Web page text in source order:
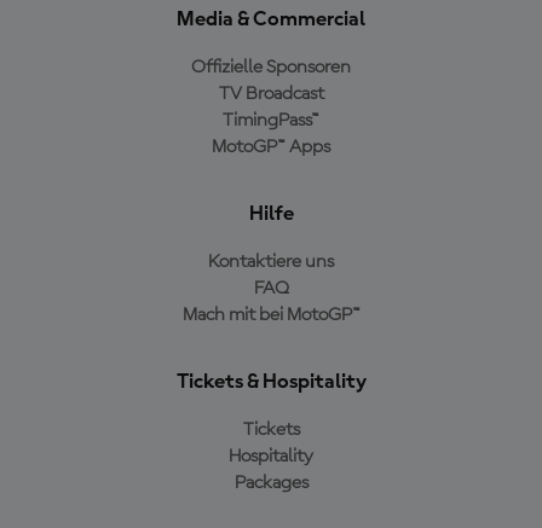
Media & Commercial
Offizielle Sponsoren
TV Broadcast
TimingPass™
MotoGP™ Apps
Hilfe
Kontaktiere uns
FAQ
Mach mit bei MotoGP™
Tickets & Hospitality
Tickets
Hospitality
Packages